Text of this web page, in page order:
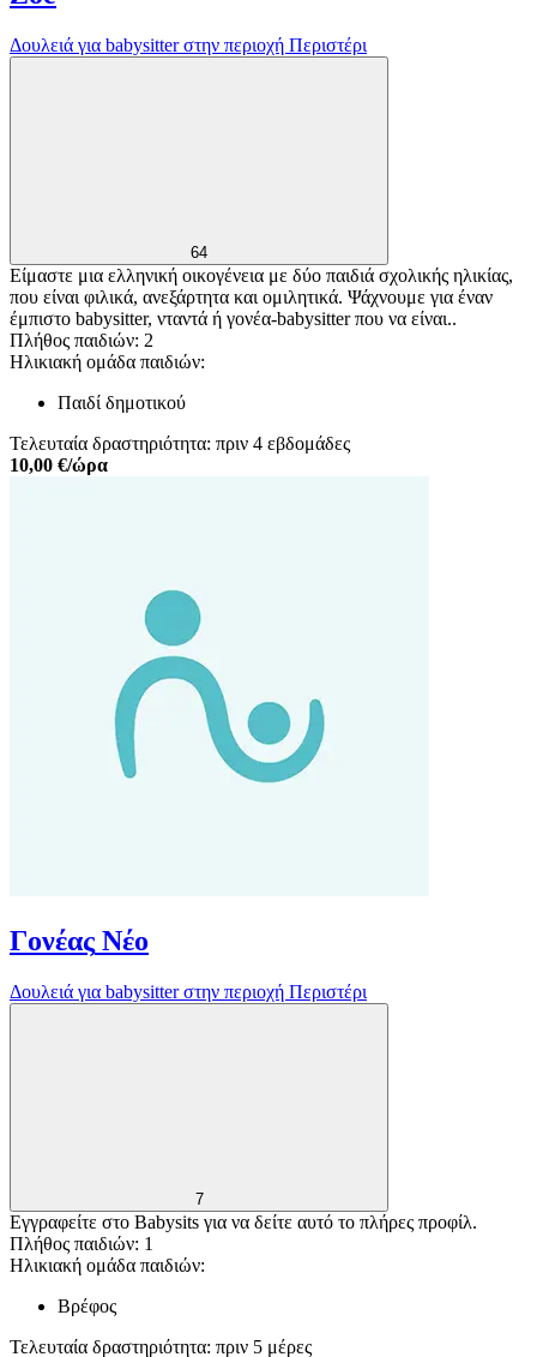
Δουλειά για babysitter στην περιοχή Περιστέρι
64
Είμαστε μια ελληνική οικογένεια με δύο παιδιά σχολικής ηλικίας,
που είναι φιλικά, ανεξάρτητα και ομιλητικά. Ψάχνουμε για έναν
έμπιστο babysitter, νταντά ή γονέα-babysitter που να είναι..
Πλήθος παιδιών: 2
Ηλικιακή ομάδα παιδιών:
Παιδί δημοτικού
Τελευταία δραστηριότητα: πριν 4 εβδομάδες
10,00 €/ώρα
Γονέας Νέο
Δουλειά για babysitter στην περιοχή Περιστέρι
7
Εγγραφείτε στο Babysits για να δείτε αυτό το πλήρες προφίλ.
Πλήθος παιδιών: 1
Ηλικιακή ομάδα παιδιών:
Βρέφος
Τελευταία δραστηριότητα: πριν 5 μέρες